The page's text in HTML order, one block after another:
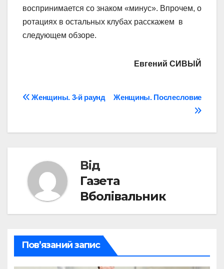
воспринимается со знаком «минус». Впрочем, о
ротациях в остальных клубах расскажем в
следующем обзоре.
Евгений СИВЫЙ
Навігація
Женщины. Послесловие
Женщины. 3-й раунд
Від
Газета
Вболівальник
Пов’язаний запис